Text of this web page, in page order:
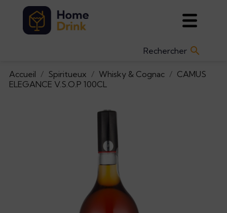

Accueil Spiritueux Whisky & Cognac
CAMUS
ELEGANCE V.S.O.P 100CL